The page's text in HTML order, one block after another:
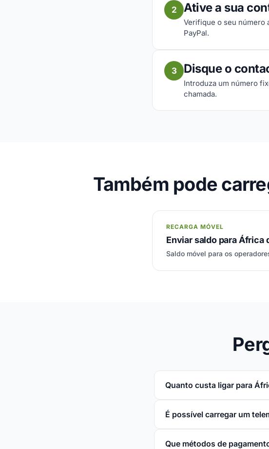
2 Ative a sua
Verifique o seu número
PayPal.
3 Disque o
Introduza um número
chamada.
Também pode
RECARGA MÓVEL
Enviar saldo para África
Saldo móvel para os
Quanto custa ligar para
É possível carregar um
Que métodos de